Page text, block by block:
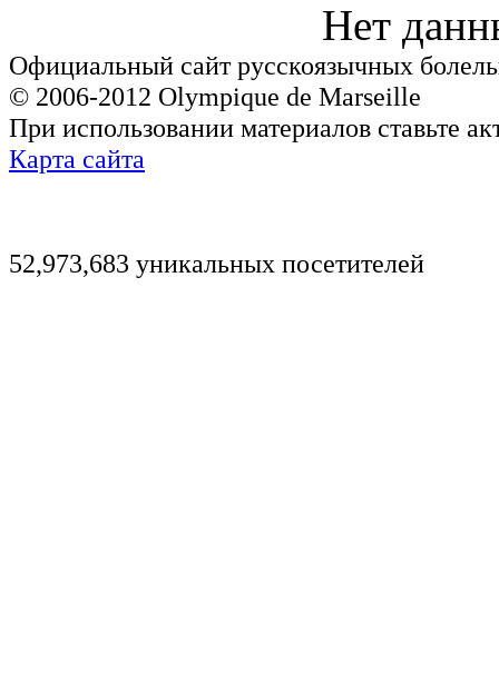
Нет
Официальный сайт русскоязычных
© 2006-2012 Olympique de Marseille
При использовании материалов ставьте
Карта сайта
52,973,683 уникальных посетителей